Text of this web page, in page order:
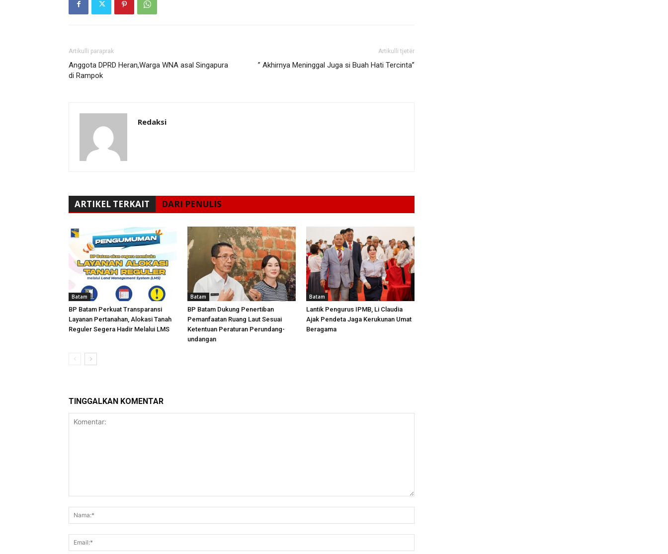
Artikulli paraprak
Anggota DPRD Heran,Warga WNA asal Singapura
di Rampok
Artikulli tjetër
” Akhirnya Meninggal Juga si Buah Hati Tercinta”
Redaksi
ARTIKEL TERKAIT DARI PENULIS
Batam
BP Batam Perkuat Transparansi
Layanan Pertanahan, Alokasi Tanah
Reguler Segera Hadir Melalui LMS
Batam
BP Batam Dukung Penertiban
Pemanfaatan Ruang Laut Sesuai
Ketentuan Peraturan Perundang-
undangan
Batam
Lantik Pengurus IPMB, Li Claudia
Ajak Pendeta Jaga Kerukunan Umat
Beragama
TINGGALKAN KOMENTAR